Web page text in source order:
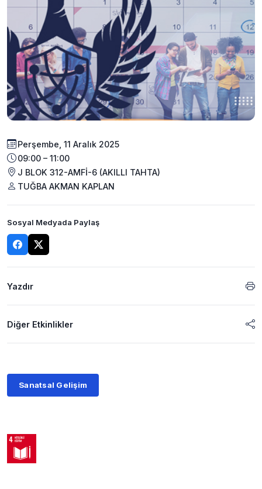
Perşembe, 11 Aralık 2025
09:00 – 11:00
J BLOK 312-AMFİ-6 (AKILLI TAHTA)
TUĞBA AKMAN KAPLAN
Sosyal Medyada Paylaş
Yazdır
Diğer Etkinlikler
Sanatsal Gelişim